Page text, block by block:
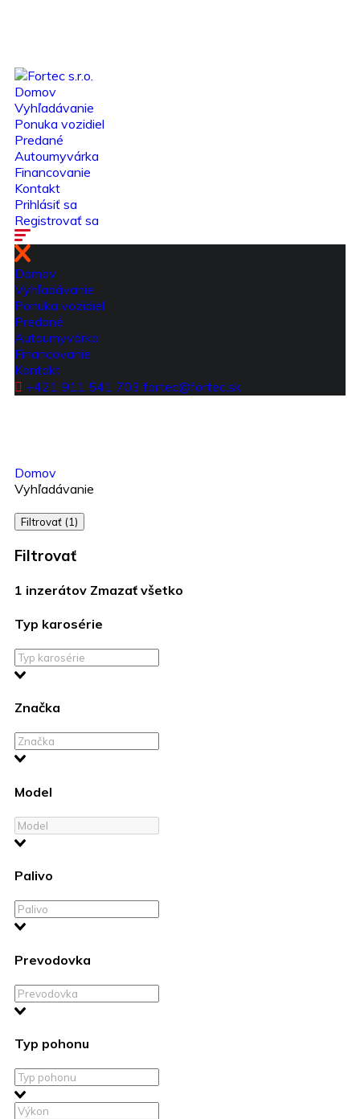
Domov
Vyhľadávanie
Ponuka vozidiel
Predané
Autoumyvárka
Financovanie
Kontakt
Prihlásiť sa
Registrovať sa
Domov
Vyhľadávanie
Ponuka vozidiel
Predané
Autoumyvárka
Financovanie
Kontakt
+421 911 541 703 fortec@fortec.sk
Domov
Vyhľadávanie
Filtrovať (1)
Filtrovať
1 inzerátov Zmazať všetko
Typ karosérie
Značka
Model
Palivo
Prevodovka
Typ pohonu